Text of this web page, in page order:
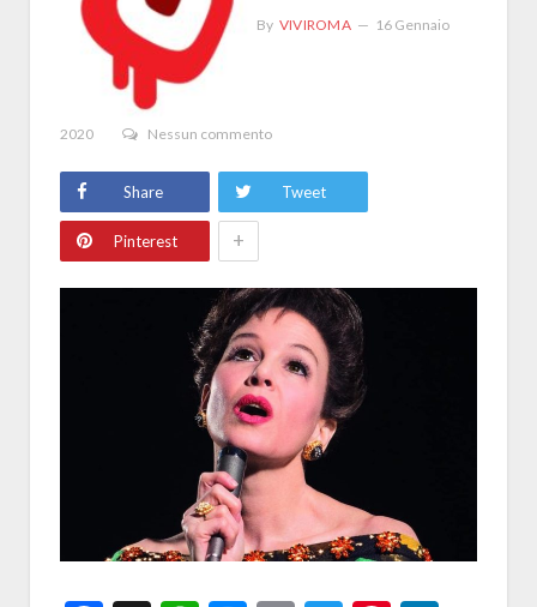
By VIVIROMA 16 Gennaio
2020 Nessun commento
Share Tweet
Pinterest +